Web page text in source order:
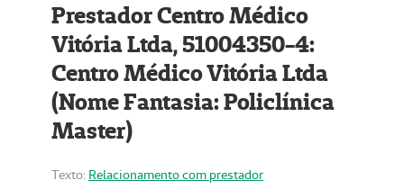
Prestador Centro Médico
Vitória Ltda, 51004350-4:
Centro Médico Vitória Ltda
(Nome Fantasia: Policlínica
Master)
Texto: Relacionamento com prestador